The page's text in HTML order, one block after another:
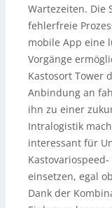
Wartezeiten. Die
fehlerfreie
mobile App eine
Vorgänge
Kastosort Tower
Anbindung an
ihn zu einer
Intralogistik
interessant für
einsetzen, egal
Dank der